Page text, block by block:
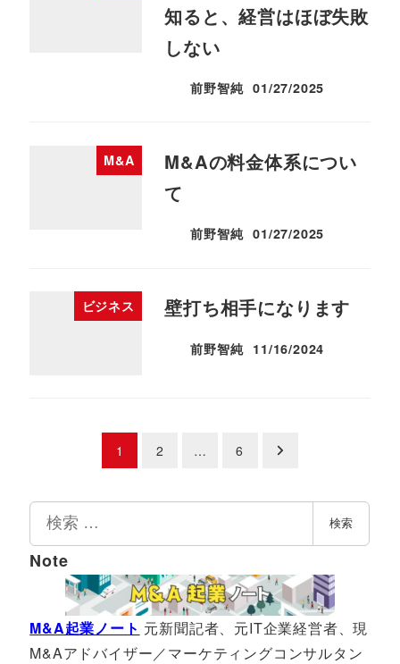
知ると、経営はほぼ失敗
しない
前野智純
投稿日
01/27/2025
M&A
M&Aの料金体系につい
て
前野智純
投稿日
01/27/2025
ビジネス 壁打ち相手になります
前野智純
投稿日
11/16/2024
稿
の
ペ
ー
1 2 … 6
索
検索
Note
M&A起業ノート 元新聞記者、元IT企業経営者、現
M&Aアドバイザー／マーケティングコンサルタン